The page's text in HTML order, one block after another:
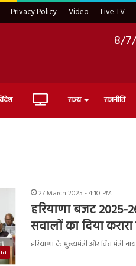
Privacy Policy Video Live TV
8/
Live राज्य राजनीति
27 March 2025 - 4:10 PM
हरियाणा बजट 2025-
सवालों का दिया
हरियाणा के मुख्यमंत्री और वित्त मंत्री